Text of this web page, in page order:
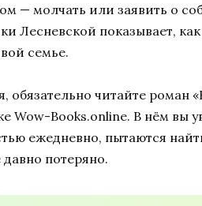
— молчать или заявить о
Лесневской показывает,
семье.
обязательно читайте роман
Books.online. В нём вы
ежедневно, пытаются
потеряно.